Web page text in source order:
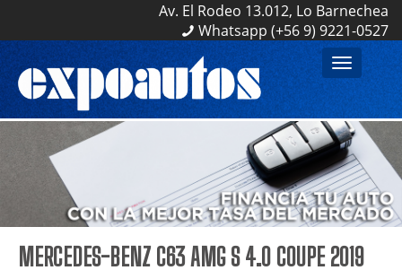
Av. El Rodeo 13.012, Lo Barnechea
Whatsapp (+56 9) 9221-0527
Av. El Rodeo 13.012, Lo Barnechea
Whatsapp (+56 9) 9221-0527
Toggle
navigation
MERCEDES-BENZ C63 AMG S 4.0 COUPE 2019